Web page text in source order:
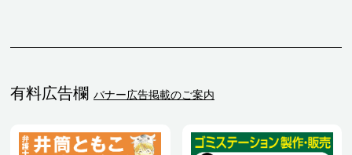
有料広告欄 バナー広告掲載のご案内